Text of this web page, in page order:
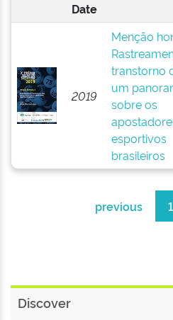
Date
2019
Menção
transtorno
um
sobre os
esportivos
brasileiros
previous 1
Discover